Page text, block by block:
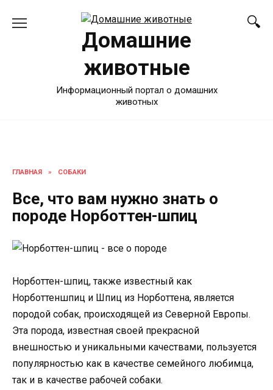
Домашние
животные
Информационный портал о домашних
животных
ГЛАВНАЯ » СОБАКИ
Все, что вам нужно знать о
породе Норботтен-шпиц
Норботтен-шпиц, также известный как
Норботтеншпиц и Шпиц из Норботтена, является
породой собак, происходящей из Северной Европы.
Эта порода, известная своей прекрасной
внешностью и уникальными качествами, пользуется
популярностью как в качестве семейного любимца,
так и в качестве рабочей собаки.